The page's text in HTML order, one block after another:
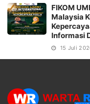
FIKOM
Malaysia
Informasi
15 Juli